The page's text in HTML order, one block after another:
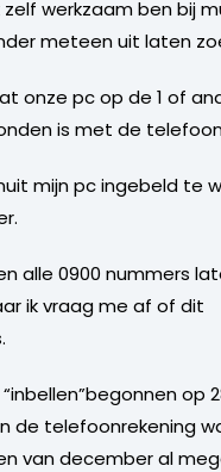
werkzaam ben bij
meteen uit laten
onze pc op de 1 of
is met de
mijn pc ingebeld te
alle 0900 nummers
ik vraag me af of dit
op
de telefoonrekening
van december al